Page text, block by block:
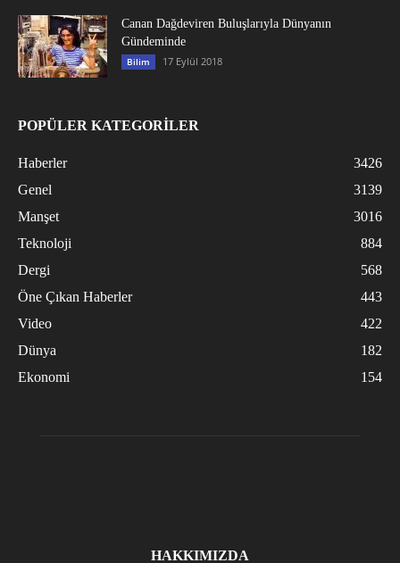
Canan Dağdeviren Buluşlarıyla Dünyanın
Gündeminde
Bilim 17 Eylül 2018
POPÜLER KATEGORİLER
Haberler
3426
Genel
3139
Manşet
3016
Teknoloji
884
Dergi
568
Öne Çıkan Haberler
443
Video
422
Dünya
182
Ekonomi
154
HAKKIMIZDA